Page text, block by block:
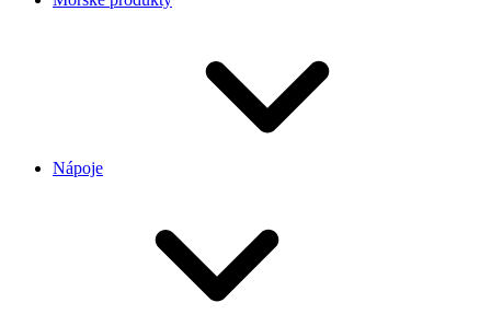
Nápoje